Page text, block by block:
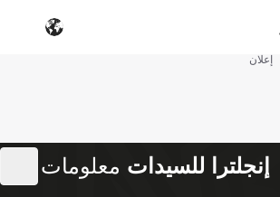
إعلان
إنجلترا للسيدات معلومات